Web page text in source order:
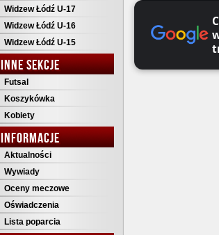
Widzew Łódź U-17
Widzew Łódź U-16
Widzew Łódź U-15
INNE SEKCJE
Futsal
Koszykówka
Kobiety
INFORMACJE
Aktualności
Wywiady
Oceny meczowe
Oświadczenia
Lista poparcia